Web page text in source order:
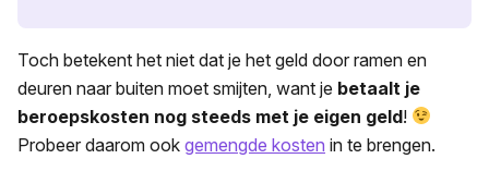
Toch betekent het niet dat je het geld door ramen en
deuren naar buiten moet smijten, want je betaalt je
beroepskosten nog steeds met je eigen geld!
Probeer daarom ook gemengde kosten in te brengen.